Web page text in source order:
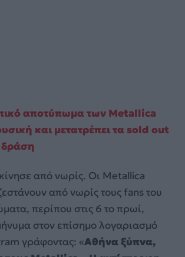
αποτύπωμα των Metallica
και μετατρέπει τα sold out
δράση
από νωρίς. Οι Metallica
από νωρίς τους fans του
περίπου στις 6 το πρωί,
στον επίσημο λογαριασμό
γράφοντας: «Αθήνα ξύπνα,